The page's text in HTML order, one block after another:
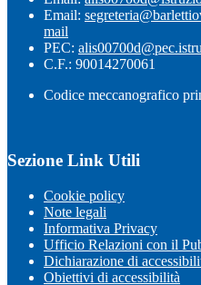
Email:
mail
PEC:
C.F.: 90014270061
Codice meccanografico
Sezione Link Utili
Cookie policy
Note legali
Informativa Privacy
Ufficio Relazioni con il
Dichiarazione di
Obiettivi di accessibilità